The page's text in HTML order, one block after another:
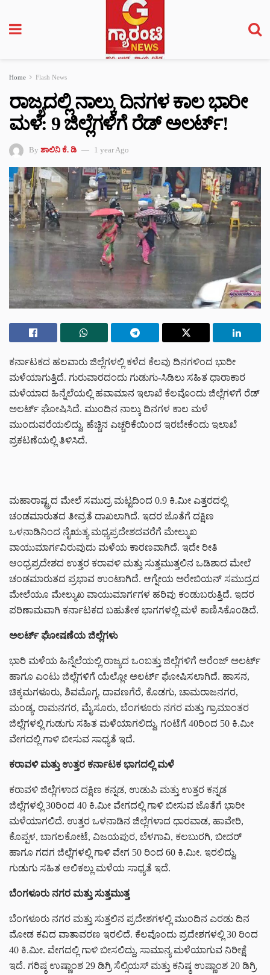
Home Flash News
ರಾಜ್ಯದಲ್ಲಿ ನಾಲ್ಕು ದಿನಗಳ ಕಾಲ ಭಾರೀ
ಮಳೆ: 9 ಜಿಲ್ಲೆಗಳಿಗೆ ರೆಡ್ ಅಲರ್ಟ್!
By ಶಾಲಿನಿ ಕೆ. ಡಿ 1 year Ago
ಕರ್ನಾಟಕದ ಹಲವಾರು ಜಿಲ್ಲೆಗಳಲ್ಲಿ ಕಳೆದ ಕೆಲವು ದಿನಗಳಿಂದ ಭಾರೀ
ಮಳೆಯಾಗುತ್ತಿದೆ. ಗುರುವಾರದಂದು ಗುಡುಗು-ಸಿಡಿಲು ಸಹಿತ ಧಾರಾಕಾರ
ಮಳೆಯಾದ ಹಿನ್ನೆಲೆಯಲ್ಲಿ ಹವಾಮಾನ ಇಲಾಖೆ ಕೆಲವೊಂದು ಜಿಲ್ಲೆಗಳಿಗೆ ರೆಡ್
ಅಲರ್ಟ್ ಘೋಷಿಸಿದೆ. ಮುಂದಿನ ನಾಲ್ಕು ದಿನಗಳ ಕಾಲ ಮಳೆ
ಮುಂದುವರೆಯಲಿದ್ದು, ಹೆಚ್ಚಿನ ಎಚ್ಚರಿಕೆಯಿಂದ ಇರಬೇಕೆಂದು ಇಲಾಖೆ
ಪ್ರಕಟಣೆಯಲ್ಲಿ ತಿಳಿಸಿದೆ.
ಮಹಾರಾಷ್ಟ್ರದ ಮೇಲೆ ಸಮುದ್ರ ಮಟ್ಟದಿಂದ 0.9 ಕಿ.ಮೀ ಎತ್ತರದಲ್ಲಿ
ಚಂಡಮಾರುತದ ತೀವ್ರತೆ ದಾಖಲಾಗಿದೆ. ಇದರ ಜೊತೆಗೆ ದಕ್ಷಿಣ
ಒಳನಾಡಿನಿಂದ ನೈಋತ್ಯ ಮಧ್ಯಪ್ರದೇಶದವರೆಗೆ ಮೇಲ್ಮುಖ
ವಾಯುಮಾರ್ಗವಿರುವುದು ಮಳೆಯ ಕಾರಣವಾಗಿದೆ. ಇದೇ ರೀತಿ
ಆಂಧ್ರಪ್ರದೇಶದ ಉತ್ತರ ಕರಾವಳಿ ಮತ್ತು ಸುತ್ತಮುತ್ತಲಿನ ಒಡಿಶಾದ ಮೇಲೆ
ಚಂಡಮಾರುತದ ಪ್ರಭಾವ ಉಂಟಾಗಿದೆ. ಆಗ್ನೇಯ ಅರೇಬಿಯನ್ ಸಮುದ್ರದ
ಮೇಲೆಯೂ ಮೇಲ್ಮುಖ ವಾಯುಮಾರ್ಗಗಳ ಹರಿವು ಕಂಡುಬರುತ್ತಿದೆ. ಇದರ
ಪರಿಣಾಮವಾಗಿ ಕರ್ನಾಟಕದ ಬಹುತೇಕ ಭಾಗಗಳಲ್ಲಿ ಮಳೆ ಕಾಣಿಸಿಕೊಂಡಿದೆ.
ಅಲರ್ಟ್ ಘೋಷಣೆಯ ಜಿಲ್ಲೆಗಳು
ಭಾರಿ ಮಳೆಯ ಹಿನ್ನೆಲೆಯಲ್ಲಿ ರಾಜ್ಯದ ಒಂಬತ್ತು ಜಿಲ್ಲೆಗಳಿಗೆ ಆರೆಂಜ್ ಅಲರ್ಟ್
ಹಾಗೂ ಎಂಟು ಜಿಲ್ಲೆಗಳಿಗೆ ಯೆಲ್ಲೋ ಅಲರ್ಟ್ ಘೋಷಿಸಲಾಗಿದೆ. ಹಾಸನ,
ಚಿಕ್ಕಮಗಳೂರು, ಶಿವಮೊಗ್ಗ, ದಾವಣಗೆರೆ, ಕೊಡಗು, ಚಾಮರಾಜನಗರ,
ಮಂಡ್ಯ, ರಾಮನಗರ, ಮೈಸೂರು, ಬೆಂಗಳೂರು ನಗರ ಮತ್ತು ಗ್ರಾಮಾಂತರ
ಜಿಲ್ಲೆಗಳಲ್ಲಿ ಗುಡುಗು ಸಹಿತ ಮಳೆಯಾಗಲಿದ್ದು, ಗಂಟೆಗೆ 40ರಿಂದ 50 ಕಿ.ಮೀ
ವೇಗದಲ್ಲಿ ಗಾಳಿ ಬೀಸುವ ಸಾಧ್ಯತೆ ಇದೆ.
ಕರಾವಳಿ ಮತ್ತು ಉತ್ತರ ಕರ್ನಾಟಕ ಭಾಗದಲ್ಲಿ ಮಳೆ
ಕರಾವಳಿ ಜಿಲ್ಲೆಗಳಾದ ದಕ್ಷಿಣ ಕನ್ನಡ, ಉಡುಪಿ ಮತ್ತು ಉತ್ತರ ಕನ್ನಡ
ಜಿಲ್ಲೆಗಳಲ್ಲಿ 30ರಿಂದ 40 ಕಿ.ಮೀ ವೇಗದಲ್ಲಿ ಗಾಳಿ ಬೀಸುವ ಜೊತೆಗೆ ಭಾರೀ
ಮಳೆಯಾಗಲಿದೆ. ಉತ್ತರ ಒಳನಾಡಿನ ಜಿಲ್ಲೆಗಳಾದ ಧಾರವಾಡ, ಹಾವೇರಿ,
ಕೊಪ್ಪಳ, ಬಾಗಲಕೋಟೆ, ವಿಜಯಪುರ, ಬೆಳಗಾವಿ, ಕಲಬುರಗಿ, ಬೀದರ್
ಹಾಗೂ ಗದಗ ಜಿಲ್ಲೆಗಳಲ್ಲಿ ಗಾಳಿ ವೇಗ 50 ರಿಂದ 60 ಕಿ.ಮೀ. ಇರಲಿದ್ದು,
ಗುಡುಗು ಸಹಿತ ಆಲಿಕಲ್ಲು ಮಳೆಯ ಸಾಧ್ಯತೆ ಇದೆ.
ಬೆಂಗಳೂರು ನಗರ ಮತ್ತು ಸುತ್ತಮುತ್ತ
ಬೆಂಗಳೂರು ನಗರ ಮತ್ತು ಸುತ್ತಲಿನ ಪ್ರದೇಶಗಳಲ್ಲಿ ಮುಂದಿನ ಎರಡು ದಿನ
ಮೋಡ ಕವಿದ ವಾತಾವರಣ ಇರಲಿದೆ. ಕೆಲವೊಂದು ಪ್ರದೇಶಗಳಲ್ಲಿ 30 ರಿಂದ
40 ಕಿ.ಮೀ. ವೇಗದಲ್ಲಿ ಗಾಳಿ ಬೀಸಲಿದ್ದು, ಸಾಮಾನ್ಯ ಮಳೆಯಾಗುವ ನಿರೀಕ್ಷೆ
ಇದೆ. ಗರಿಷ್ಠ ಉಷ್ಣಾಂಶ 29 ಡಿಗ್ರಿ ಸೆಲ್ಸಿಯಸ್ ಮತ್ತು ಕನಿಷ್ಠ ಉಷ್ಣಾಂಶ 20 ಡಿಗ್ರಿ